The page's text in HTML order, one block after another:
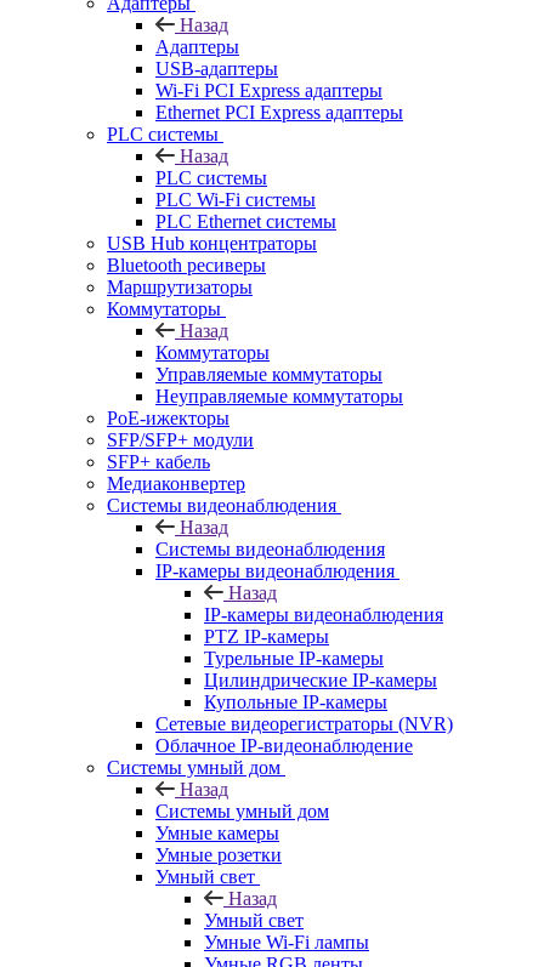
Назад
Адаптеры
USB-адаптеры
Wi-Fi PCI Express адаптеры
Ethernet PCI Express адаптеры
PLC системы
Назад
PLC системы
PLC Wi-Fi системы
PLC Ethernet системы
USB Hub концентраторы
Bluetooth ресиверы
Маршрутизаторы
Коммутаторы
Назад
Коммутаторы
Управляемые коммутаторы
Неуправляемые коммутаторы
PoE-ижекторы
SFP/SFP+ модули
SFP+ кабель
Медиаконвертер
Системы видеонаблюдения
Назад
Системы видеонаблюдения
IP-камеры видеонаблюдения
Назад
IP-камеры видеонаблюдения
PTZ IP-камеры
Турельные IP-камеры
Цилиндрические IP-камеры
Купольные IP-камеры
Сетевые видеорегистраторы (NVR)
Облачное IP-видеонаблюдение
Системы умный дом
Назад
Системы умный дом
Умные камеры
Умные розетки
Умный свет
Назад
Умный свет
Умные Wi-Fi лампы